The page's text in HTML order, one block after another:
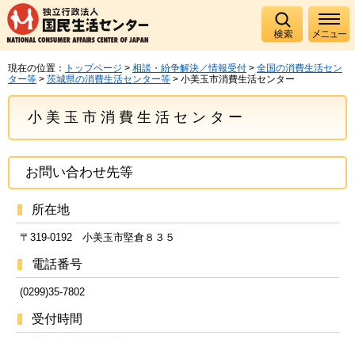
現在の位置： トップページ > 相談・紛争解決／情報受付 > 全国の消費生活セン
ター等 > 茨城県の消費生活センター等 > 小美玉市消費生活センター
小美玉市消費生活センター
お問い合わせ先等
所在地
〒319-0192 小美玉市堅倉８３５
電話番号
(0299)35-7802
受付時間